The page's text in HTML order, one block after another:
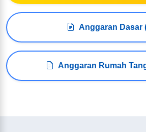
Anggaran Dasar
Anggaran Rumah